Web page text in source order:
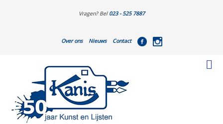
Vragen? Bel 023 - 525 7887
Over ons Nieuws Contact